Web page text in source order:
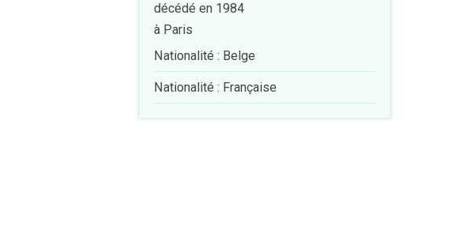
décédé en 1984
à Paris
Nationalité : Belge
Nationalité : Française